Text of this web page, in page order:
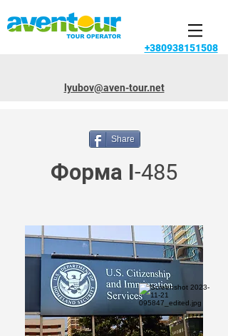
+380938151508
lyubov@aven-tour.net
Share
Форма І-485